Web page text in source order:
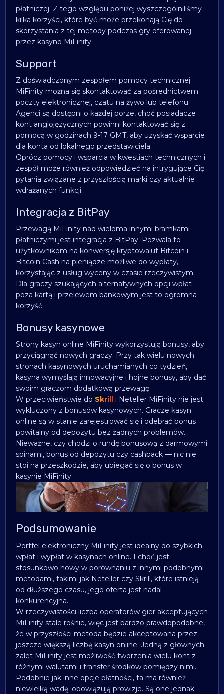
płatniczej. Z tego względu poniżej wyszczególniliśmy
kilka korzyści, które być może przekonają Cię do
skorzystania z tej metody podczas gry oferowanej
przez kasyno MiFinity.
Support
Z doświadczonym zespołem pomocy technicznej
MiFinity można się skontaktować za pośrednictwem
poczty elektronicznej, czatu na żywo lub telefonu.
Agenci są dostępni o każdej porze, choć posiadacze
kont anglojęzycznych powinni kontaktować się z
pomocą w godzinach 9-17 GMT, aby uzyskać wsparcie
dla konta od lokalnego przedstawiciela.
Oprócz pomocy i wsparcia w kwestiach technicznych i
zespół może również odpowiedzieć na intrygujące Cię
pytania związane z przyszłością marki czy aktualnie
wdrażanych funkcji.
Integracja z BitPay
Przewagą MiFinity nad wieloma innymi bramkami
płatniczymi jest integracja z BitPay. Pozwala to
użytkownikom na konwersję kryptowalut Bitcoin i
Bitcoin Cash na pieniądze możliwe do wypłaty,
korzystając z usług wyceny w czasie rzeczywistym.
Dla graczy szukających alternatywnych opcji wpłat
poza kartą i przelewem bankowym jest to ogromna
korzyść.
Bonusy kasynowe
Strony kasyn online MiFinity wykorzystują bonusy, aby
przyciągnąć nowych graczy. Przy tak wielu nowych
stronach kasynowych uruchamianych co tydzień,
kasyna wymyślają innowacyjne i hojne bonusy, aby dać
swoim graczom dodatkową przewagę.
W przeciwieństwie do Skrill
i Neteller MiFinity nie jest
wykluczony z bonusów kasynowych. Gracze kasyn
online są w stanie zarejestrować się i odebrać bonus
powitalny od depozytu bez żadnych problemów.
Nieważne, czy chodzi o rundę bonusową z darmowymi
spinami, bonus od depozytu czy cashback — nic nie
stoi na przeszkodzie, aby ubiegać się o bonus w
kasynie MiFinity.
Podsumowanie
Portfel elektroniczny MiFinity jest idealny do szybkich
wpłat i wypłat w kasynach online. I choć jest
stosunkowo nowy w porównaniu z innymi podobnymi
metodami, takimi jak Neteller czy Skrill, które istnieją
od dłuższego czasu, jego oferta jest nadal
konkurencyjna.
W rzeczywistości liczba operatorów gier akceptujących
MiFinity stale rośnie, więc jest bardzo prawdopodobne,
że w przyszłości metoda będzie akceptowana przez
jeszcze większą liczbę kasyn online. Jedną z głównych
zalet MiFinity jest możliwość tworzenia wielu kont z
różnymi walutami i transfer środków pomiędzy nimi.
Podobnie jak inne opcje płatności, ta ma również
niewielką wadę: obowiązują prowizje. Są one jednak